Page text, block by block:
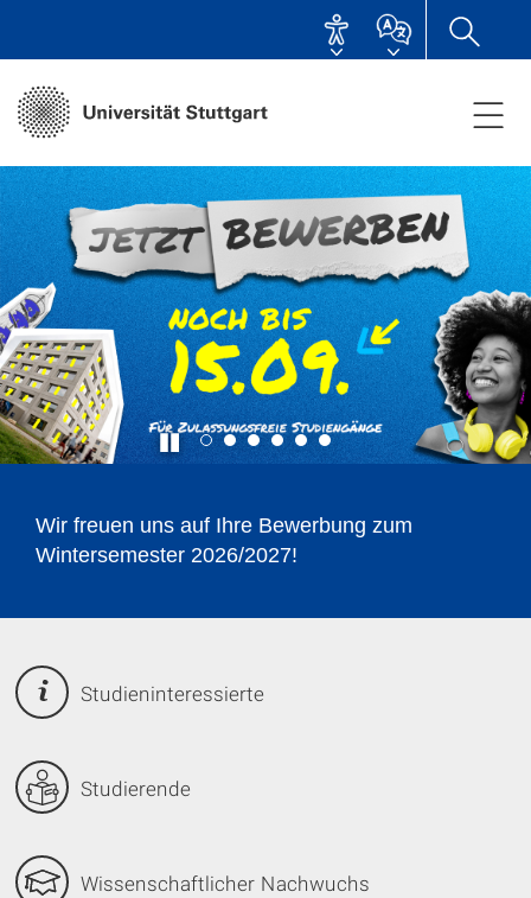
Unsere Spitzenforschung: Production
Technologies
Studieninteressierte
Studierende
Wissenschaftlicher Nachwuchs